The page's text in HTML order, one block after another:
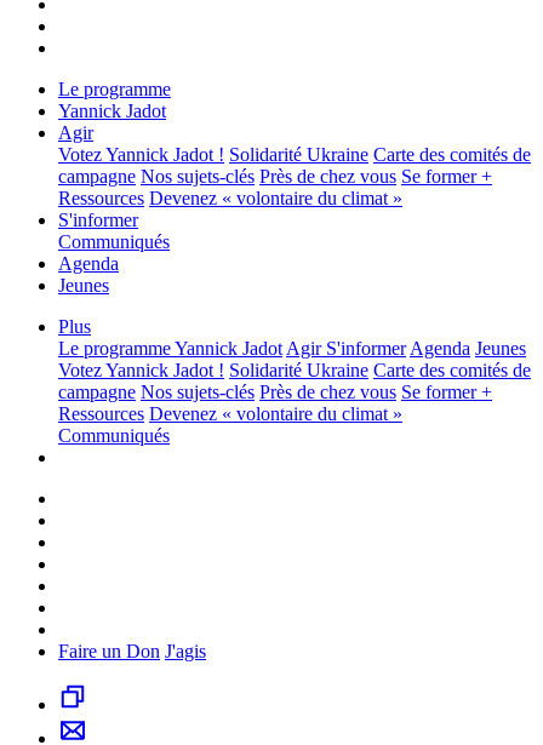
Le programme
Yannick Jadot
Agir
Votez Yannick Jadot ! Solidarité Ukraine Carte des comités de
campagne Nos sujets-clés Près de chez vous Se former +
Ressources Devenez « volontaire du climat »
S'informer
Communiqués
Agenda
Jeunes
Plus
Le programmeYannick Jadot Agir S'informer Agenda Jeunes
Votez Yannick Jadot ! Solidarité Ukraine Carte des comités de
campagne Nos sujets-clés Près de chez vous Se former +
Ressources Devenez « volontaire du climat »
Communiqués
Faire un Don J'agis